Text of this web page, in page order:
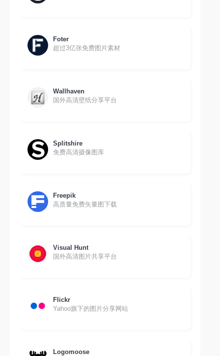
Foter
超过3亿张免费图片素材
Wallhaven
国外高清壁纸分享平台
Splitshire
免费高清摄像图库
Freepik
高质量免费矢量图下载
Visual Hunt
国外高清图片共享平台
Flickr
Yahoo旗下的图片分享网站
Logomoose